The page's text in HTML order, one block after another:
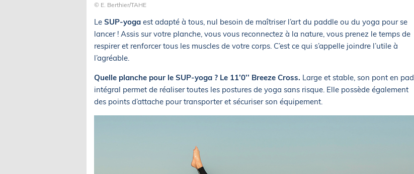
© E. Berthier/TAHE
Le SUP-yoga est adapté à tous, nul besoin de maîtriser l’art du paddle ou du yoga pour se
lancer ! Assis sur votre planche, vous vous reconnectez à la nature, vous prenez le temps de
respirer et renforcer tous les muscles de votre corps. C’est ce qui s’appelle joindre l’utile à
l’agréable.
Quelle planche pour le SUP-yoga ? Le 11’0’’ Breeze Cross. Large et stable, son pont en pad
intégral permet de réaliser toutes les postures de yoga sans risque. Elle possède également
des points d’attache pour transporter et sécuriser son équipement.